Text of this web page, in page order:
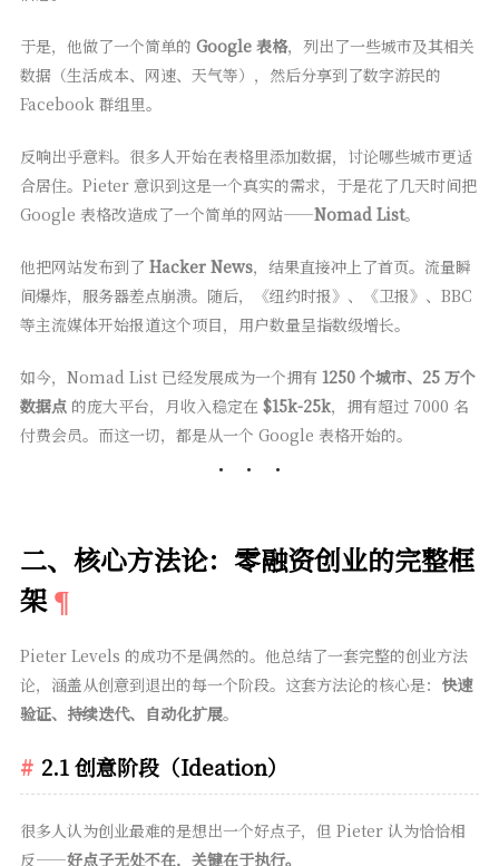
于是，他做了一个简单的 Google 表格，列出了一些城市及其相关
数据（生活成本、网速、天气等），然后分享到了数字游民的
Facebook 群组里。
反响出乎意料。很多人开始在表格里添加数据，讨论哪些城市更适
合居住。Pieter 意识到这是一个真实的需求，于是花了几天时间把
Google 表格改造成了一个简单的网站——Nomad List。
他把网站发布到了 Hacker News，结果直接冲上了首页。流量瞬
间爆炸，服务器差点崩溃。随后，《纽约时报》、《卫报》、BBC
等主流媒体开始报道这个项目，用户数量呈指数级增长。
如今，Nomad List 已经发展成为一个拥有 1250 个城市、25 万个
数据点的庞大平台，月收入稳定在 $15k-25k，拥有超过 7000 名
付费会员。而这一切，都是从一个 Google 表格开始的。
二、核心方法论：零融资创业的完整框
架
Pieter Levels 的成功不是偶然的。他总结了一套完整的创业方法
论，涵盖从创意到退出的每一个阶段。这套方法论的核心是： 快速
验证、持续迭代、自动化扩展。
2.1 创意阶段（Ideation）
很多人认为创业最难的是想出一个好点子，但 Pieter 认为恰恰相
反——好点子无处不在，关键在于执行。